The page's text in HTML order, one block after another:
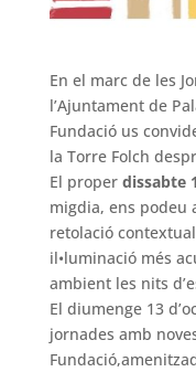
En el marc de les
l’Ajuntament de
Fundació us
la Torre Folch
El proper dissabte
migdia, ens podeu
retolació
il•luminació més
ambient les nits
El diumenge 13
jornades amb